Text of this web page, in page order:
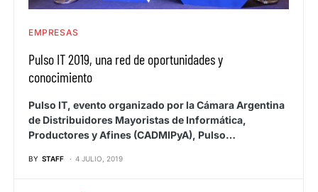
EMPRESAS
Pulso IT 2019, una red de oportunidades y
conocimiento
Pulso IT, evento organizado por la Cámara Argentina
de Distribuidores Mayoristas de Informática,
Productores y Afines (CADMIPyA), Pulso…
BY STAFF 4 JULIO, 2019